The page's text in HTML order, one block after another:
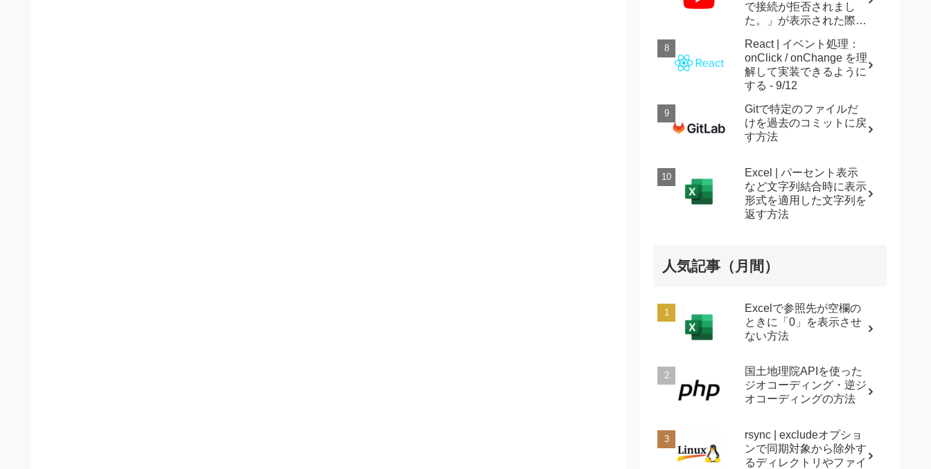
で接続が拒否されまし
た。」が表示された際に
React | イベント処理：
onClick / onChange を理
解して実装できるように
する - 9/12
Gitで特定のファイルだ
けを過去のコミットに戻
す方法
Excel | パーセント表示
など文字列結合時に表示
形式を適用した文字列を
返す方法
人気記事（月間）
Excelで参照先が空欄の
ときに「0」を表示させ
ない方法
国土地理院APIを使った
ジオコーディング・逆ジ
オコーディングの方法
rsync | excludeオプショ
ンで同期対象から除外す
るディレクトリやファイ